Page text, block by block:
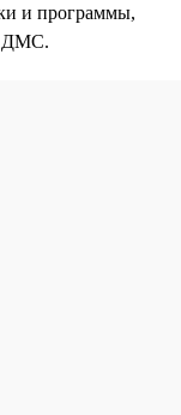
и программы,
ДМС.